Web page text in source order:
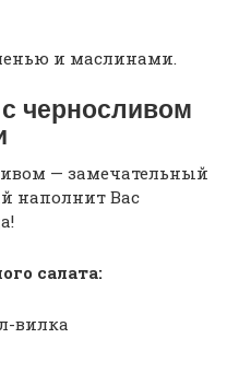
и маслинами.
черносливом
— замечательный
наполнит Вас
салата:
вилка